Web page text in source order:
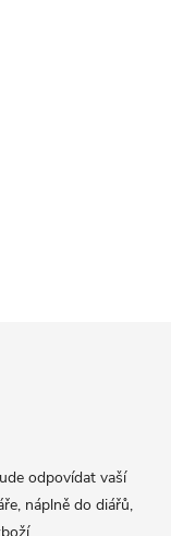
odpovídat vaší
náplně do diářů,